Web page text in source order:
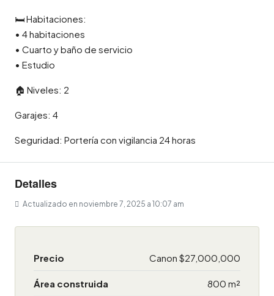
🛏 Habitaciones:
• 4 habitaciones
• Cuarto y baño de servicio
• Estudio
🏠 Niveles: 2
Garajes: 4
Seguridad: Portería con vigilancia 24 horas
Detalles
Actualizado en noviembre 7, 2025 a 10:07 am
Precio Canon $27,000,000
Área construida 800 m²